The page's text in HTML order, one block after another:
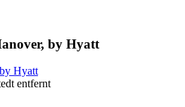
by Hyatt
Hyatt
entfernt